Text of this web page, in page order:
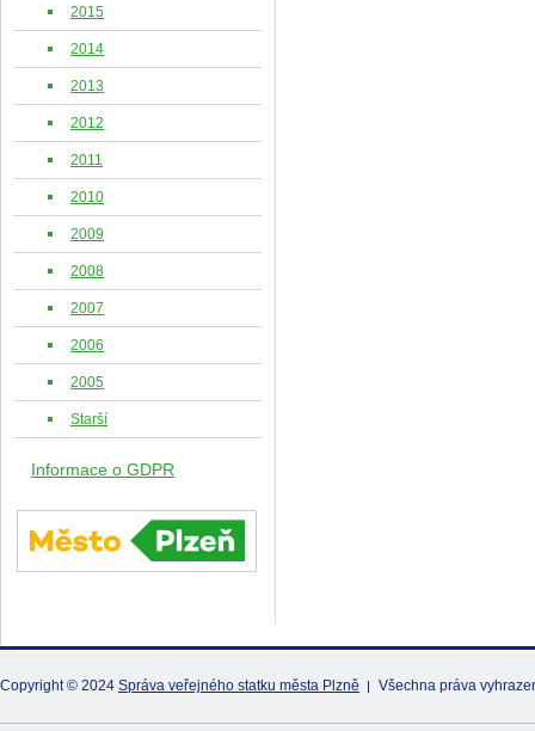
2015
2014
2013
2012
2011
2010
2009
2008
2007
2006
2005
Starší
Informace o GDPR
Copyright © 2024 Správa veřejného statku města Plzně Všechna práva